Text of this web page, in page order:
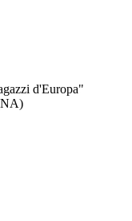
d'Europa"